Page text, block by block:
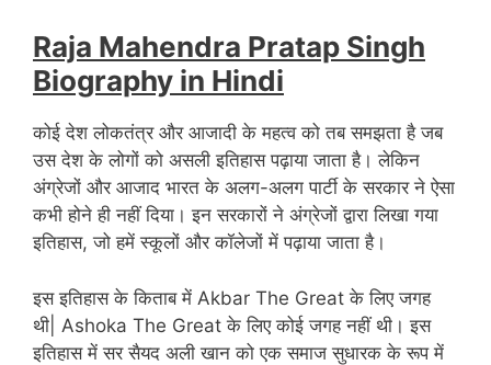
Raja Mahendra Pratap Singh
Biography in Hindi
कोई देश लोकतंत्र और आजादी के महत्व को तब समझता है जब
उस देश के लोगों को असली इतिहास पढ़ाया जाता है। लेकिन
अंग्रेजों और आजाद भारत के अलग-अलग पार्टी के सरकार ने ऐसा
कभी होने ही नहीं दिया। इन सरकारों ने अंग्रेजों द्वारा लिखा गया
इतिहास, जो हमें स्कूलों और कॉलेजों में पढ़ाया जाता है।
इस इतिहास के किताब में Akbar The Great के लिए जगह
थी| Ashoka The Great के लिए कोई जगह नहीं थी। इस
इतिहास में सर सैयद अली खान को एक समाज सुधारक के रूप में